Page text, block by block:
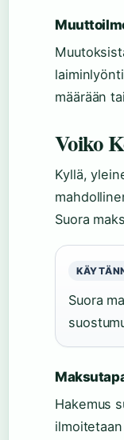
määrään
Voiko
Kyllä,
Suora
Suora
Hakemus